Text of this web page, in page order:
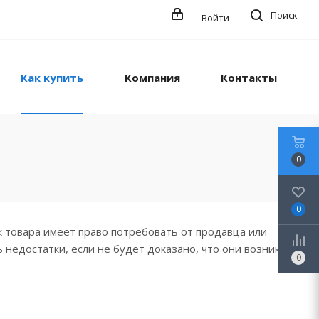
Поиск
Войти
Как купить Компания Контакты
имеет право потребовать от продавца или
если не будет доказано, что они возникли
0
0
0